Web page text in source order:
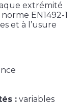
extrémité
EN1492-1
et à l’usure
: variables